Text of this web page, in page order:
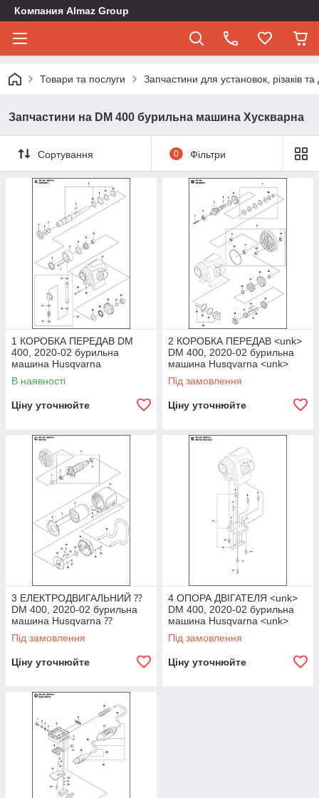
Компания Almaz Group
Товари та послуги Запчастини для установок, різаків
Запчастини на DM 400 бурильна машина Хускварна
Сортування 0 Фільтри
1 КОРОБКА ПЕРЕДАВ DM
400, 2020-02 бурильна
машина Husqvarna
В наявності
Ціну уточнюйте
2 КОРОБКА ПЕРЕДАВ <unk>
DM 400, 2020-02 бурильна
машина Husqvarna <unk>
алмазне буріння
Під замовлення
Ціну уточнюйте
3 ЕЛЕКТРОДВИГАЛЬНИЙ ⁇
DM 400, 2020-02 бурильна
машина Husqvarna ⁇
алмазне буріння ⁇
Під замовлення
Ціну уточнюйте
4 ОПОРА ДВІГАТЕЛЯ <unk>
DM 400, 2020-02 бурильна
машина Husqvarna <unk>
алмазне буріння <unk>
Під замовлення
Ціну уточнюйте